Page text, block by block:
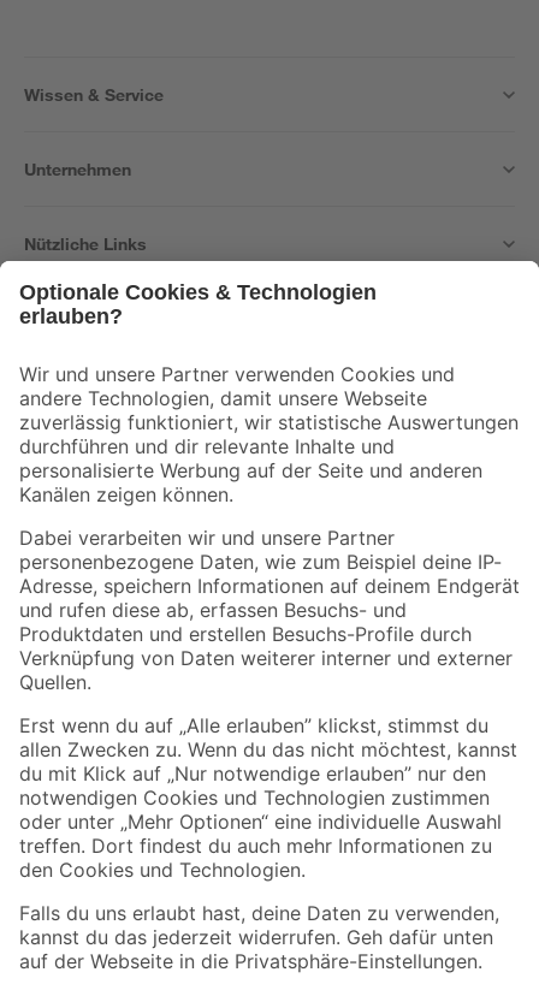
Wissen & Service
Unternehmen
Nützliche Links
Der toom Newsletter: Keine Angebote und Aktionen mehr verpassen!
Zur Newsletter Anmeldung
Folge uns
Zahlungsarten Versandarten
Sicher einkaufen
Jetzt die toom-App herunterladen
Alle Preisangaben in EUR inkl. gesetzl. MwSt.. Die dargestellten Angebote sind unter
Umständen nicht in allen Märkten verfügbar. Die angegebenen Verfügbarkeiten beziehen